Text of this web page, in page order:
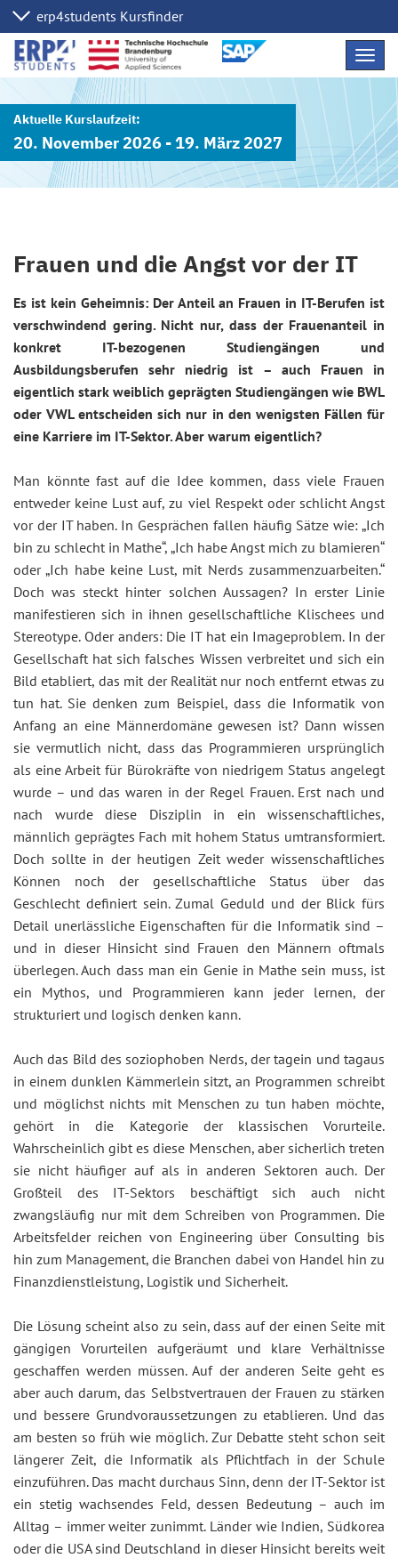
20. November 2026 - 19. März 2027
Frauen und die Angst vor der IT
Es ist kein Geheimnis: Der Anteil an Frauen in IT-Berufen ist
verschwindend gering. Nicht nur, dass der Frauenanteil in
konkret IT-bezogenen Studiengängen und
Ausbildungsberufen sehr niedrig ist – auch Frauen in
eigentlich stark weiblich geprägten Studiengängen wie BWL
oder VWL entscheiden sich nur in den wenigsten Fällen für
eine Karriere im IT-Sektor. Aber warum eigentlich?
Man könnte fast auf die Idee kommen, dass viele Frauen
entweder keine Lust auf, zu viel Respekt oder schlicht Angst
vor der IT haben. In Gesprächen fallen häufig Sätze wie: „Ich
bin zu schlecht in Mathe“, „Ich habe Angst mich zu blamieren“
oder „Ich habe keine Lust, mit Nerds zusammenzuarbeiten.“
Doch was steckt hinter solchen Aussagen? In erster Linie
manifestieren sich in ihnen gesellschaftliche Klischees und
Stereotype. Oder anders: Die IT hat ein Imageproblem. In der
Gesellschaft hat sich falsches Wissen verbreitet und sich ein
Bild etabliert, das mit der Realität nur noch entfernt etwas zu
tun hat. Sie denken zum Beispiel, dass die Informatik von
Anfang an eine Männerdomäne gewesen ist? Dann wissen
sie vermutlich nicht, dass das Programmieren ursprünglich
als eine Arbeit für Bürokräfte von niedrigem Status angelegt
wurde – und das waren in der Regel Frauen. Erst nach und
nach wurde diese Disziplin in ein wissenschaftliches,
männlich geprägtes Fach mit hohem Status umtransformiert.
Doch sollte in der heutigen Zeit weder wissenschaftliches
Können noch der gesellschaftliche Status über das
Geschlecht definiert sein. Zumal Geduld und der Blick fürs
Detail unerlässliche Eigenschaften für die Informatik sind –
und in dieser Hinsicht sind Frauen den Männern oftmals
überlegen. Auch dass man ein Genie in Mathe sein muss, ist
ein Mythos, und Programmieren kann jeder lernen, der
strukturiert und logisch denken kann.
Auch das Bild des soziophoben Nerds, der tagein und tagaus
in einem dunklen Kämmerlein sitzt, an Programmen schreibt
und möglichst nichts mit Menschen zu tun haben möchte,
gehört in die Kategorie der klassischen Vorurteile.
Wahrscheinlich gibt es diese Menschen, aber sicherlich treten
sie nicht häufiger auf als in anderen Sektoren auch. Der
Großteil des IT-Sektors beschäftigt sich auch nicht
zwangsläufig nur mit dem Schreiben von Programmen. Die
Arbeitsfelder reichen von Engineering über Consulting bis
hin zum Management, die Branchen dabei von Handel hin zu
Finanzdienstleistung, Logistik und Sicherheit.
Die Lösung scheint also zu sein, dass auf der einen Seite mit
gängigen Vorurteilen aufgeräumt und klare Verhältnisse
geschaffen werden müssen. Auf der anderen Seite geht es
aber auch darum, das Selbstvertrauen der Frauen zu stärken
und bessere Grundvoraussetzungen zu etablieren. Und das
am besten so früh wie möglich. Zur Debatte steht schon seit
längerer Zeit, die Informatik als Pflichtfach in der Schule
einzuführen. Das macht durchaus Sinn, denn der IT-Sektor ist
ein stetig wachsendes Feld, dessen Bedeutung – auch im
Alltag – immer weiter zunimmt. Länder wie Indien, Südkorea
oder die USA sind Deutschland in dieser Hinsicht bereits weit